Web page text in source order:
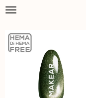
Ga
naar
de
hoofdinhoud